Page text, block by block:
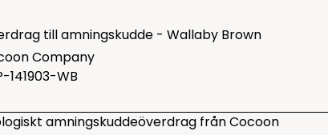
till amningskudde - Wallaby Brown
Company
141903-WB
amningskuddeöverdrag från Cocoon